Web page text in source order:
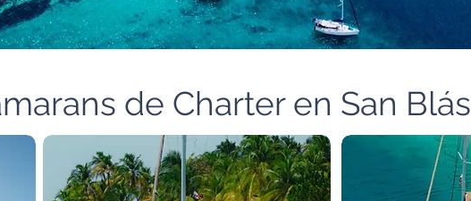
de Charter en San Blás